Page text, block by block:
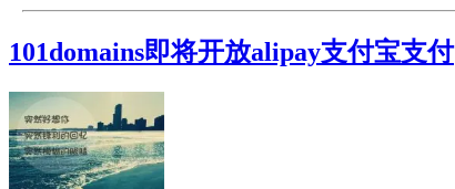
101domains即将开放alipay支付宝支付